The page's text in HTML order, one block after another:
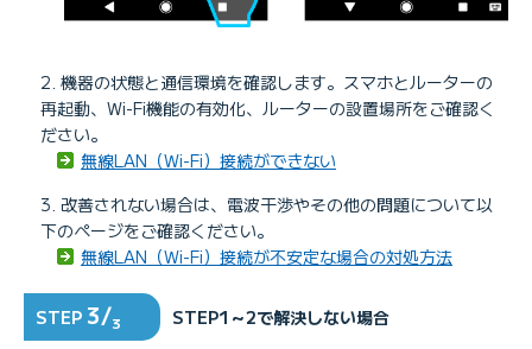
機器の状態と通信環境を確認します。スマホとルーターの
再起動、Wi-Fi機能の有効化、ルーターの設置場所をご確認く
ださい。
無線LAN（Wi-Fi）接続ができない
改善されない場合は、電波干渉やその他の問題について以
下のページをご確認ください。
無線LAN（Wi-Fi）接続が不安定な場合の対処方法
STEP 3/3 STEP1～2で解決しない場合